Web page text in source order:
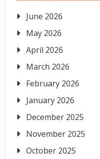
June 2026
May 2026
April 2026
March 2026
February 2026
January 2026
December 2025
November 2025
October 2025